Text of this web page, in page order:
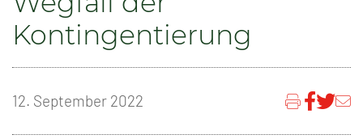
Kontingentierung
12. September 2022